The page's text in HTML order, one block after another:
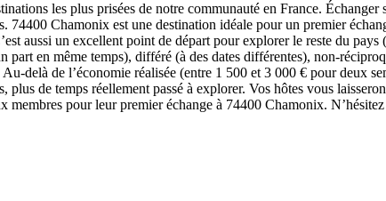
les plus prisées de notre communauté en France.
74400 Chamonix est une destination idéale pour un premier
aussi un excellent point de départ pour explorer le reste du
en même temps), différé (à des dates différentes), non-
delà de l’économie réalisée (entre 1 500 et 3 000 € pour deux
plus de temps réellement passé à explorer. Vos hôtes vous
membres pour leur premier échange à 74400 Chamonix.